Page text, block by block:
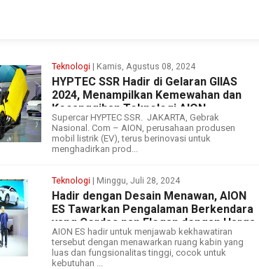
Teknologi | Kamis, Agustus 08, 2024
HYPTEC SSR Hadir di Gelaran GIIAS
2024, Menampilkan Kemewahan dan
Kecanggihan Teknologi AION
Supercar HYPTEC SSR. JAKARTA, Gebrak
Nasional. Com – AION, perusahaan produsen
mobil listrik (EV), terus berinovasi untuk
menghadirkan prod...
Teknologi | Minggu, Juli 28, 2024
Hadir dengan Desain Menawan, AION
ES Tawarkan Pengalaman Berkendara
yang Cerdas nan Elegan dengan Harga
Kompetitif
AION ES hadir untuk menjawab kekhawatiran
tersebut dengan menawarkan ruang kabin yang
luas dan fungsionalitas tinggi, cocok untuk
kebutuhan ...